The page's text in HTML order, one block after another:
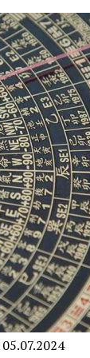
05.07.2024